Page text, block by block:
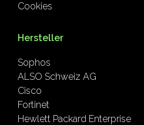
Cookies
Hersteller
Sophos
ALSO Schweiz AG
Cisco
Fortinet
Hewlett Packard Enterprise